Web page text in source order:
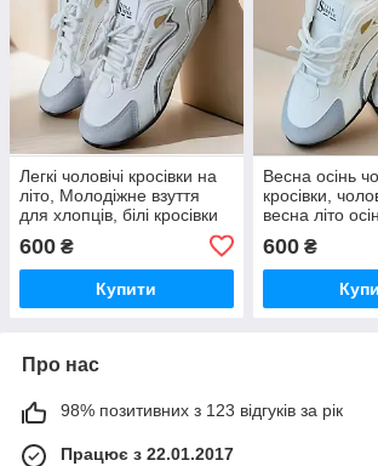
Легкі чоловічі кросівки на
літо, Молодіжне взуття
для хлопців, білі кросівки
600 ₴
Купити
Весна осінь
кросівки,
весна літо
600₴
Про нас
98% позитивних з 123 відгуків за рік
Працює з 22.01.2017